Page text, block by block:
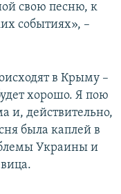
свою песню, к
событиях», –
в Крыму –
хорошо. Я пою
и, действительно,
была каплей в
Украины и